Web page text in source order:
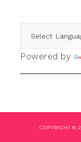
Powered by
COPYRIGHT ©